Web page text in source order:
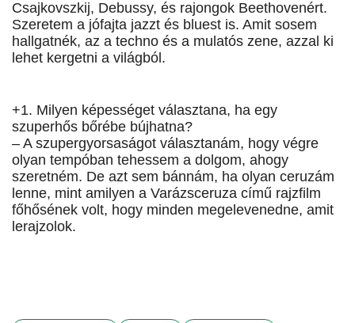
Csajkovszkij, Debussy, és rajongok Beethovenért.
Szeretem a jófajta jazzt és bluest is. Amit sosem
hallgatnék, az a techno és a mulatós ze­­ne, azzal ki
lehet kergetni a világból.
+1. Milyen képességet választana, ha egy
szuperhős bőrébe bújhatna?
– A szupergyorsaságot választanám, hogy végre
olyan tempóban tehessem a dolgom, ahogy
szeretném. De azt sem bánnám, ha olyan ceruzám
lenne, mint amilyen a Varázsceruza című rajzfilm
főhősének volt, hogy minden megelevenedne, amit
lerajzolok.